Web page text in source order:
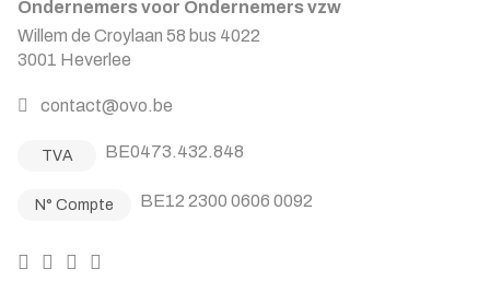
Ondernemers voor Ondernemers vzw
Willem de Croylaan 58 bus 4022
3001 Heverlee
contact@ovo.be
TVA BE0473.432.848
N° Compte BE12 2300 0606 0092